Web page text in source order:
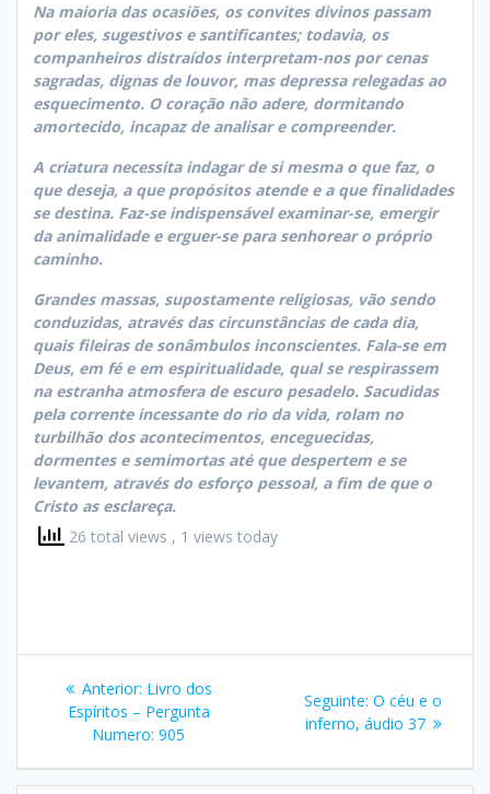
Na maioria das ocasiões, os convites divinos passam
por eles, sugestivos e santificantes; todavia, os
companheiros distraídos interpretam-nos por cenas
sagradas, dignas de louvor, mas depressa relegadas ao
esquecimento. O coração não adere, dormitando
amortecido, incapaz de analisar e compreender.
A criatura necessita indagar de si mesma o que faz, o
que deseja, a que propósitos atende e a que finalidades
se destina. Faz-se indispensável examinar-se, emergir
da animalidade e erguer-se para senhorear o próprio
caminho.
Grandes massas, supostamente religiosas, vão sendo
conduzidas, através das circunstâncias de cada dia,
quais fileiras de sonâmbulos inconscientes. Fala-se em
Deus, em fé e em espiritualidade, qual se respirassem
na estranha atmosfera de escuro pesadelo. Sacudidas
pela corrente incessante do rio da vida, rolam no
turbilhão dos acontecimentos, enceguecidas,
dormentes e semimortas até que despertem e se
levantem, através do esforço pessoal, a fim de que o
Cristo as esclareça.
26 total views , 1 views today
Navegação
Post
Anterior: Post
anterior:
Livro dos
Espíritos – Pergunta
Numero: 905
Seguinte: Post
seguinte:
O céu e o
inferno, áudio 37